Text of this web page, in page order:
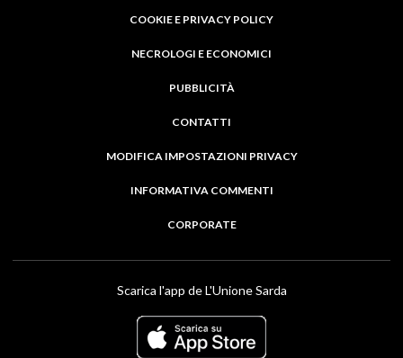
COOKIE E PRIVACY POLICY
NECROLOGI E ECONOMICI
PUBBLICITÀ
CONTATTI
MODIFICA IMPOSTAZIONI PRIVACY
INFORMATIVA COMMENTI
CORPORATE
Scarica l'app de L'Unione Sarda